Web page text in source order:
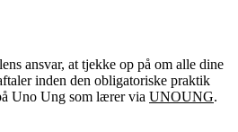
ansvar, at tjekke op på om alle dine
inden den obligatoriske praktik
Uno Ung som lærer via UNOUNG.